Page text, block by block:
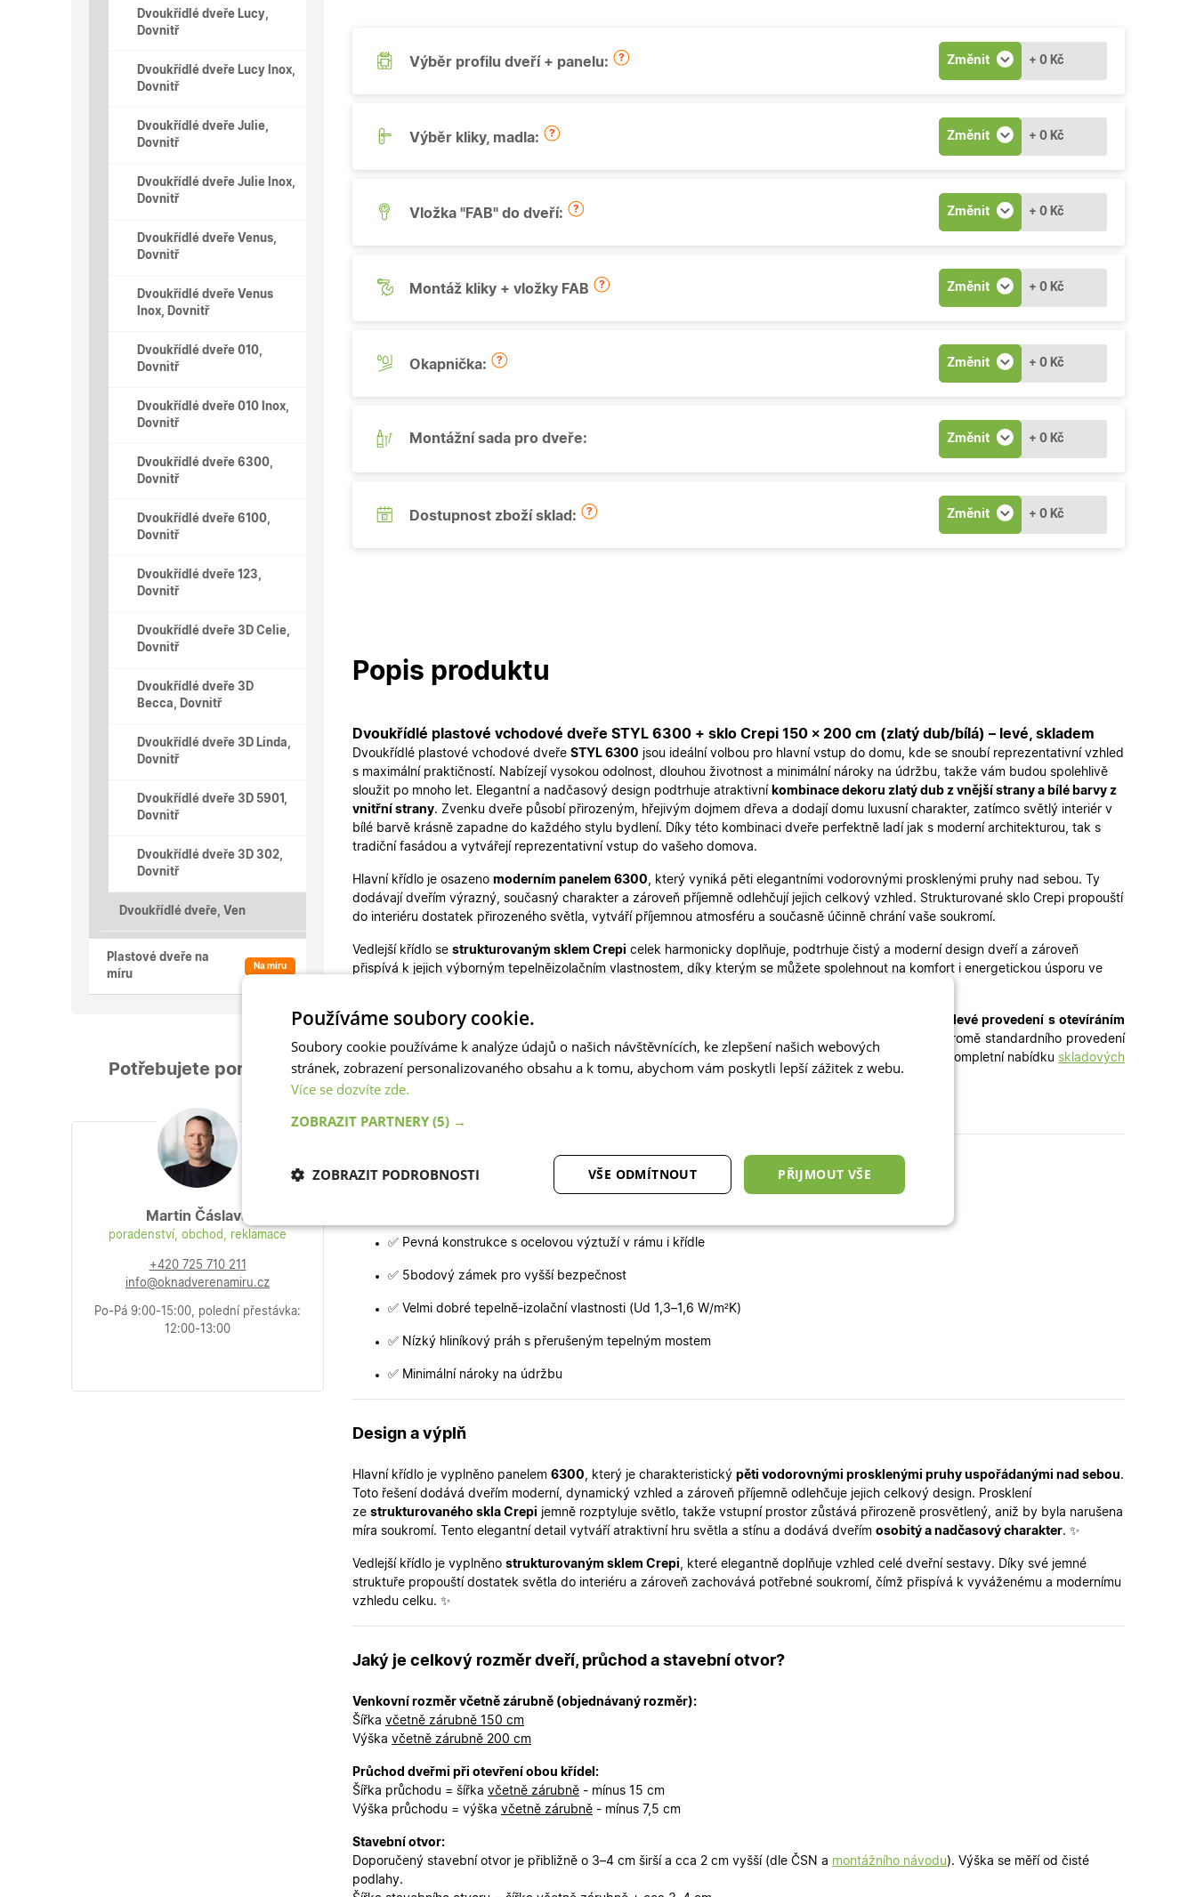
Výběr profilu dveří + panelu: Změnit + 0 Kč
Výběr kliky, madla: Změnit + 0 Kč
Vložka "FAB" do dveří: Změnit + 0 Kč
Montáž kliky + vložky FAB Změnit + 0 Kč
Okapnička: Změnit + 0 Kč
Montážní sada pro dveře: Změnit + 0 Kč
Dostupnost zboží sklad: Změnit + 0 Kč
Popis produktu
Dvoukřídlé plastové vchodové dveře STYL 6300 + sklo Crepi 150 × 200 cm (zlatý dub/bílá) – levé, skladem
Dvoukřídlé plastové vchodové dveře STYL 6300 jsou ideální volbou pro hlavní vstup do domu, kde se snoubí reprezentativní vzhled
s maximální praktičností. Nabízejí vysokou odolnost, dlouhou životnost a minimální nároky na údržbu, takže vám budou spolehlivě
sloužit po mnoho let. Elegantní a nadčasový design podtrhuje atraktivní kombinace dekoru zlatý dub z vnější strany a bílé barvy z
vnitřní strany. Zvenku dveře působí přirozeným, hřejivým dojmem dřeva a dodají domu luxusní charakter, zatímco světlý interiér v
bílé barvě krásně zapadne do každého stylu bydlení. Díky této kombinaci dveře perfektně ladí jak s moderní architekturou, tak s
tradiční fasádou a vytvářejí reprezentativní vstup do vašeho domova.
Hlavní křídlo je osazeno moderním panelem 6300, který vyniká pěti elegantními vodorovnými prosklenými pruhy nad sebou. Ty
dodávají dveřím výrazný, současný charakter a zároveň příjemně odlehčují jejich celkový vzhled. Strukturované sklo Crepi propouští
do interiéru dostatek přirozeného světla, vytváří příjemnou atmosféru a současně účinně chrání vaše soukromí.
Vedlejší křídlo se strukturovaným sklem Crepi celek harmonicky doplňuje, podtrhuje čistý a moderní design dveří a zároveň
přispívá k jejich výborným tepelněizolačním vlastnostem, díky kterým se můžete spolehnout na komfort i energetickou úsporu ve
Rozměr dveří je 150x200 cm (včetně zárubně)
levé provedení s otevíráním
dovnitř
. Díky skladové dostupnosti jsou dveře připraveny k rychlému dodání bez dlouhého čekání. Kromě standardního provedení
nabízíme skladem také variantu zlatý dub-bílá, další rozměry
dvoukřídlých dveří jednokřídlé dveře – kompletní nabídku skladových
dveří naleznete zde.
Proč si vybrat právě tyto dveře?
✅ Pevná konstrukce s ocelovou výztuží v rámu i křídle
✅ 5bodový zámek pro vyšší bezpečnost
✅ Velmi dobré tepelně-izolační vlastnosti (Ud 1,3–1,6 W/m²K)
✅ Nízký hliníkový práh s přerušeným tepelným mostem
✅ Minimální nároky na údržbu
Design a výplň
Hlavní křídlo je vyplněno panelem 6300, který je charakteristický pěti vodorovnými prosklenými pruhy uspořádanými nad sebou.
Toto řešení dodává dveřím moderní, dynamický vzhled a zároveň příjemně odlehčuje jejich celkový design. Prosklení
ze strukturovaného skla Crepi jemně rozptyluje světlo, takže vstupní prostor zůstává přirozeně prosvětlený, aniž by byla narušena
míra soukromí. Tento elegantní detail vytváří atraktivní hru světla a stínu a dodává dveřím osobitý a nadčasový charakter. ✨
Vedlejší křídlo je vyplněno strukturovaným sklem Crepi, které elegantně doplňuje vzhled celé dveřní sestavy. Díky své jemné
struktuře propouští dostatek světla do interiéru a zároveň zachovává potřebné soukromí, čímž přispívá k vyváženému a modernímu
vzhledu celku. ✨
Jaký je celkový rozměr dveří, průchod a stavební otvor?
Venkovní rozměr včetně zárubně (objednávaný rozměr):
Šířka včetně zárubně 150 cm
Výška včetně zárubně 200 cm
Průchod dveřmi při otevření obou křídel:
Šířka průchodu = šířka včetně zárubně - mínus 15 cm
Výška průchodu = výška včetně zárubně - mínus 7,5 cm
Stavební otvor:
Doporučený stavební otvor je přibližně o 3–4 cm širší a cca 2 cm vyšší (dle ČSN a montážního návodu). Výška se měří od čisté
podlahy.
Dvoukřídlé dveře Lucy,
Dovnitř
Dvoukřídlé dveře Lucy Inox,
Dovnitř
Dvoukřídlé dveře Julie,
Dovnitř
Dvoukřídlé dveře Julie Inox,
Dovnitř
Dvoukřídlé dveře Venus,
Dovnitř
Dvoukřídlé dveře Venus
Inox, Dovnitř
Dvoukřídlé dveře 010,
Dovnitř
Dvoukřídlé dveře 010 Inox,
Dovnitř
Dvoukřídlé dveře 6300,
Dovnitř
Dvoukřídlé dveře 6100,
Dovnitř
Dvoukřídlé dveře 123,
Dovnitř
Dvoukřídlé dveře 3D Celie,
Dovnitř
Dvoukřídlé dveře 3D
Becca, Dovnitř
Dvoukřídlé dveře 3D Linda,
Dovnitř
Dvoukřídlé dveře 3D 5901,
Dovnitř
Dvoukřídlé dveře 3D 302,
Dovnitř
Dvoukřídlé dveře, Ven
Plastové dveře na
míru
Na míru
Potřebujete poradit?
Martin Čáslava
poradenství, obchod, reklamace
+420 725 710 211
info@oknadverenamiru.cz
Po-Pá 9:00-15:00, polední přestávka:
12:00-13:00
Používáme soubory cookie.
Soubory cookie používáme k analýze údajů o našich návštěvnících, ke zlepšení našich webových
stránek, zobrazení personalizovaného obsahu a k tomu, abychom vám poskytli lepší zážitek z webu.
Více se dozvíte zde.
ZOBRAZIT PARTNERY (5) →
PŘIJMOUT VŠE
VŠE ODMÍTNOUT
ZOBRAZIT PODROBNOSTI
Nezbytně nutné
cookies
Analytické cookies
Marketingové
cookies
Funkční cookies
Nezbytně nutné cookies Analytické cookies
Nezbytně nutné soubory cookie umožňují základní funkce webových stránek, jako je přihlášení uživatele a správa účtu. Webové
Poskytovatel
.oknadverenamiru.cz
4
týdny
2 dny
Tento cookie se používá k jedinečné identifikaci zařízení, která mají
přístup k webové stránce, aby sledovala používání a zlepšila
uživatelskou zkušenost.
X-Inspishop-User-
oknadverenamiru.cz
1
Tento soubor cookie slouží k zobrazení specifické verze stránky a
Cloudflare Inc.
.heureka.cz
29
minut
Tento soubor cookie se používá k rozlišení mezi lidmi a roboty. To
je pro web přínosné, aby bylo možné podávat platné zprávy o
4
Je nutné, aby banner cookie Cookie-Script.com fungoval správně.
X-Inspishop-User-
.oknadverenamiru.cz 1 měsíc
Tento soubor cookie je nezbytný pro bezpečné přihlášení a udržení
uživatele přihlášeného během návštěvy e-shopu.
X-Inspishop-User-
.oknadverenamiru.cz 1 měsíc
X-Inspishop-Guest-
.oknadverenamiru.cz 1 měsíc
Tento soubor cookie se používá k uložení obsahu nákupního
košíku pro nepřihlášené uživatele.
X-Inspishop-
.oknadverenamiru.cz 1 měsíc
Tento soubor cookie si pamatuje zvolenou měnu pro správné
Poskytovatel /
Poskytovatel Doména Vyprší
Popis
Zásadách ochrany osobních údajů společnosti Google